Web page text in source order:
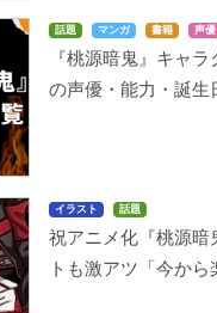
話題 マンガ 書籍 声優
『桃源暗鬼』キャ
の声優・能力・誕生
イラスト 話題
祝アニメ化『桃源暗
トも激アツ「今から